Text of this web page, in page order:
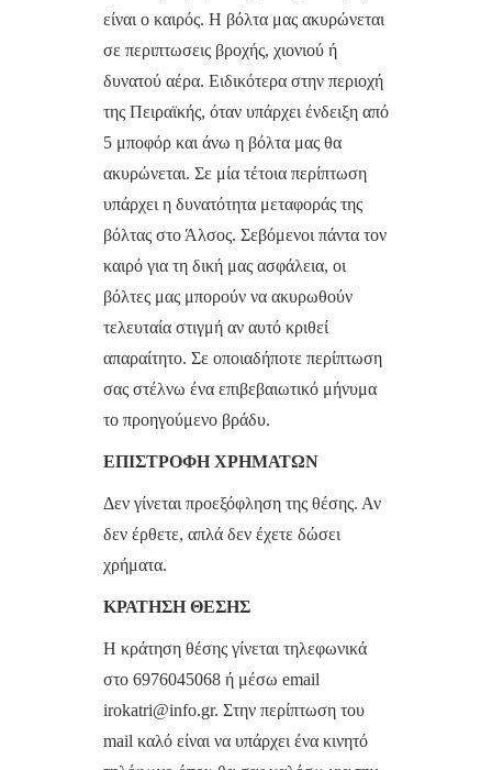
είναι ο καιρός. Η βόλτα μας ακυρώνεται
σε περιπτωσεις βροχής, χιονιού ή
δυνατού αέρα. Ειδικότερα στην περιοχή
της Πειραϊκής, όταν υπάρχει ένδειξη από
5 μποφόρ και άνω η βόλτα μας θα
ακυρώνεται. Σε μία τέτοια περίπτωση
υπάρχει η δυνατότητα μεταφοράς της
βόλτας στο Άλσος. Σεβόμενοι πάντα τον
καιρό για τη δική μας ασφάλεια, οι
βόλτες μας μπορούν να ακυρωθούν
τελευταία στιγμή αν αυτό κριθεί
απαραίτητο. Σε οποιαδήποτε περίπτωση
σας στέλνω ένα επιβεβαιωτικό μήνυμα
το προηγούμενο βράδυ.
ΕΠΙΣΤΡΟΦΗ ΧΡΗΜΑΤΩΝ
Δεν γίνεται προεξόφληση της θέσης. Αν
δεν έρθετε, απλά δεν έχετε δώσει
χρήματα.
ΚΡΑΤΗΣΗ ΘΕΣΗΣ
Η κράτηση θέσης γίνεται τηλεφωνικά
στο 6976045068 ή μέσω email
irokatri@info.gr. Στην περίπτωση του
mail καλό είναι να υπάρχει ένα κινητό